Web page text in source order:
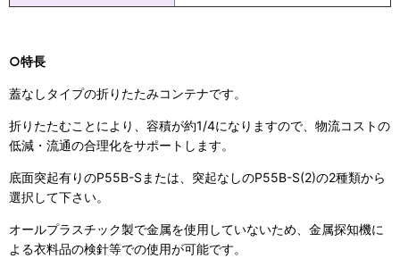
○特長
蓋なしタイプの折りたたみコンテナです。
折りたたむことにより、容積が約1/4になりますので、物流コストの
低減・流通の合理化をサポートします。
底面突起有りのP55B-Sまたは、突起なしのP55B-S(2)の2種類から
選択して下さい。
オールプラスチック製で金属を使用していないため、金属探知機に
よる衣料品の検針等での使用が可能です。